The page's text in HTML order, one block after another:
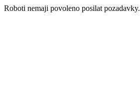
Roboti nemaji povoleno posilat pozadavky.